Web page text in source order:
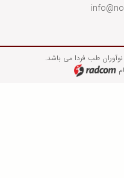
طب فردا می باشد.